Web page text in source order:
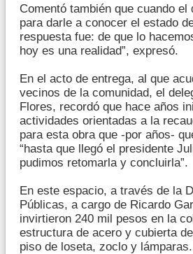
Comentó también que cuando el
para darle a conocer el estado
respuesta fue: de que lo
hoy es una realidad”, expresó.
En el acto de entrega, al que
vecinos de la comunidad, el
Flores, recordó que hace años
actividades orientadas a la
para esta obra que -por años-
“hasta que llegó el presidente
pudimos retomarla y concluirla”.
En este espacio, a través de la
Públicas, a cargo de Ricardo
invirtieron 240 mil pesos en la
estructura de acero y cubierta
piso de loseta, zoclo y lámparas.